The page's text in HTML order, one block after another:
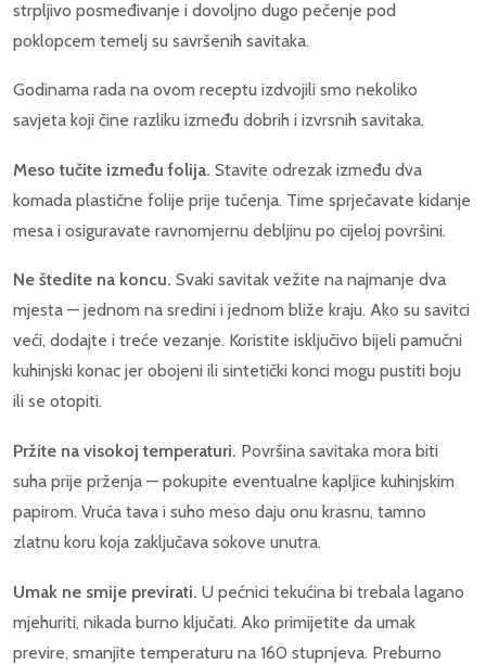
strpljivo posmeđivanje i dovoljno dugo pečenje pod
poklopcem temelj su savršenih savitaka.
Godinama rada na ovom receptu izdvojili smo nekoliko
savjeta koji čine razliku između dobrih i izvrsnih savitaka.
Meso tučite između folija. Stavite odrezak između dva
komada plastične folije prije tučenja. Time sprječavate kidanje
mesa i osiguravate ravnomjernu debljinu po cijeloj površini.
Ne štedite na koncu. Svaki savitak vežite na najmanje dva
mjesta — jednom na sredini i jednom bliže kraju. Ako su savitci
veći, dodajte i treće vezanje. Koristite isključivo bijeli pamučni
kuhinjski konac jer obojeni ili sintetički konci mogu pustiti boju
ili se otopiti.
Pržite na visokoj temperaturi. Površina savitaka mora biti
suha prije prženja — pokupite eventualne kapljice kuhinjskim
papirom. Vruća tava i suho meso daju onu krasnu, tamno
zlatnu koru koja zaključava sokove unutra.
Umak ne smije previrati. U pećnici tekućina bi trebala lagano
mjehuriti, nikada burno ključati. Ako primijetite da umak
previre, smanjite temperaturu na 160 stupnjeva. Preburno